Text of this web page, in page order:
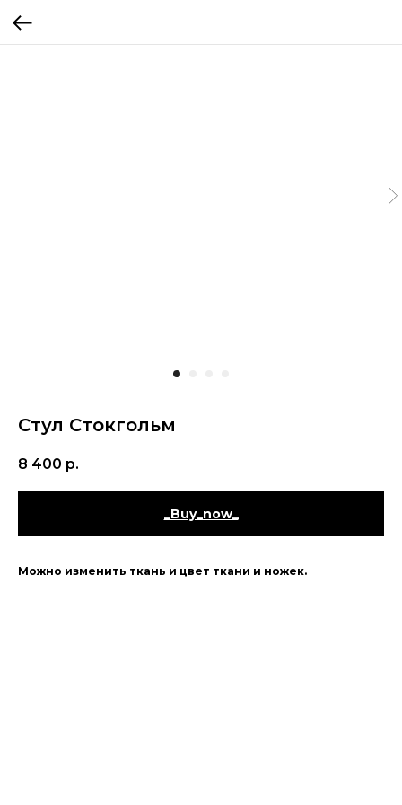
Стул Стокгольм
8 400 р.
_Buy_now_
Можно изменить ткань и цвет ткани и ножек.